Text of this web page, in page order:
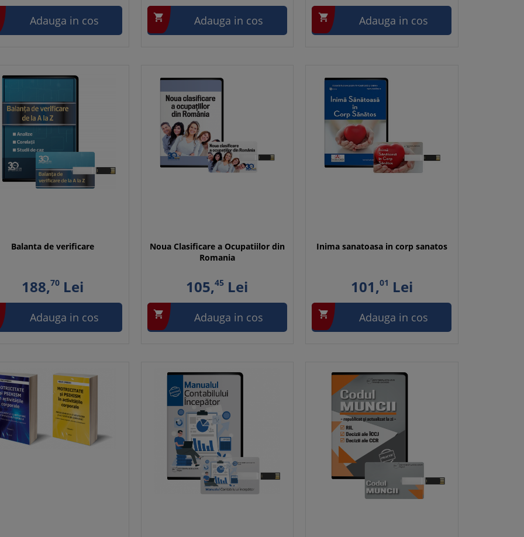
Adauga in cos  Adauga in cos  Adauga in cos
Balanta de verificare
188,70Lei
Adauga in cos
Noua Clasificare a Ocupatiilor din
Romania
105,45 Lei
 Adauga in cos
Inima sanatoasa in corp sanatos
101,01 Lei
 Adauga in cos